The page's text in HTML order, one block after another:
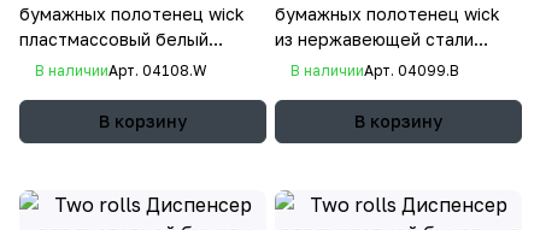
бумажных полотенец wick
пластмассовый белый
300х240х210 мм
В наличииАрт. 04108.W
В корзину
бумажных полотенец wick
из нержавеющей стали
глянцевый 300х240х210 мм
В наличииАрт. 04099.B
В корзину